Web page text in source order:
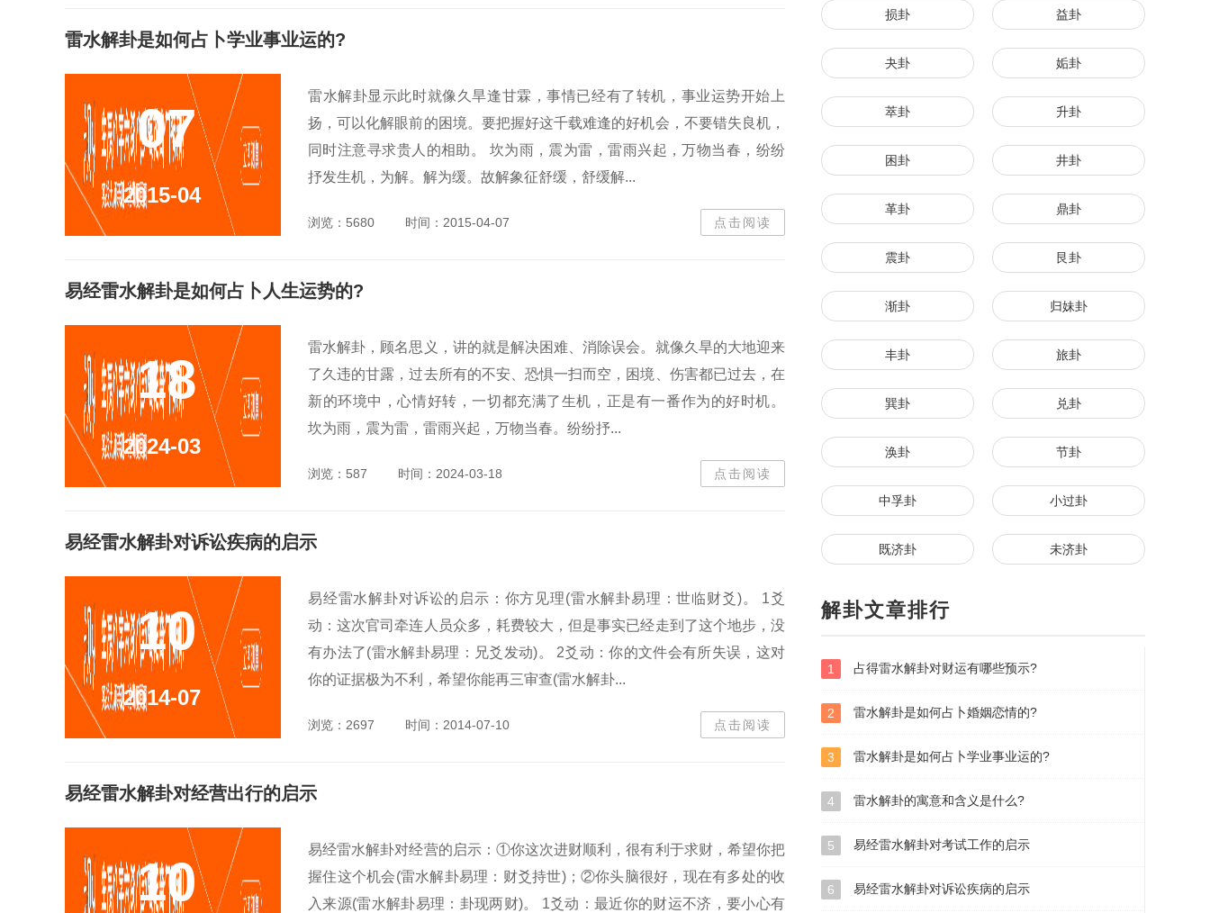
雷水解卦是如何占卜学业事业运的?
07
2015-04
雷水解卦显示此时就像久旱逢甘霖，事情已经有了转机，事业运势开始上
扬，可以化解眼前的困境。要把握好这千载难逢的好机会，不要错失良机，
同时注意寻求贵人的相助。 坎为雨，震为雷，雷雨兴起，万物当春，纷纷
抒发生机，为解。解为缓。故解象征舒缓，舒缓解...
浏览：5680 时间：2015-04-07 点击阅读
易经雷水解卦是如何占卜人生运势的?
18
2024-03
雷水解卦，顾名思义，讲的就是解决困难、消除误会。就像久旱的大地迎来
了久违的甘露，过去所有的不安、恐惧一扫而空，困境、伤害都已过去，在
新的环境中，心情好转，一切都充满了生机，正是有一番作为的好时机。
坎为雨，震为雷，雷雨兴起，万物当春。纷纷抒...
浏览：587 时间：2024-03-18 点击阅读
易经雷水解卦对诉讼疾病的启示
10
2014-07
易经雷水解卦对诉讼的启示：你方见理(雷水解卦易理：世临财爻)。 1爻
动：这次官司牵连人员众多，耗费较大，但是事实已经走到了这个地步，没
有办法了(雷水解卦易理：兄爻发动)。 2爻动：你的文件会有所失误，这对
你的证据极为不利，希望你能再三审查(雷水解卦...
浏览：2697 时间：2014-07-10 点击阅读
易经雷水解卦对经营出行的启示
10
易经雷水解卦对经营的启示：①你这次进财顺利，很有利于求财，希望你把
握住这个机会(雷水解卦易理：财爻持世)；②你头脑很好，现在有多处的收
入来源(雷水解卦易理：卦现两财)。 1爻动：最近你的财运不济，要小心有
损卦 益卦
夬卦 姤卦
萃卦 升卦
困卦 井卦
革卦 鼎卦
震卦 艮卦
渐卦 归妹卦
丰卦 旅卦
巽卦 兑卦
涣卦 节卦
中孚卦 小过卦
既济卦 未济卦
解卦文章排行
1 占得雷水解卦对财运有哪些预示?
2 雷水解卦是如何占卜婚姻恋情的?
3 雷水解卦是如何占卜学业事业运的?
4 雷水解卦的寓意和含义是什么?
5 易经雷水解卦对考试工作的启示
6 易经雷水解卦对诉讼疾病的启示